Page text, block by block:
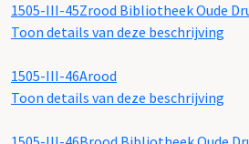
1505-III-45Zrood Bibliotheek Oude
Toon details van deze beschrijving
1505-III-46Arood
Toon details van deze beschrijving